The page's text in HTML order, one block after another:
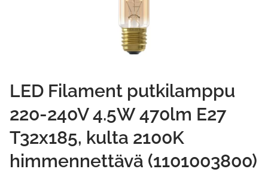
LED Filament putkilamppu
220-240V 4.5W 470lm E27
T32x185, kulta 2100K
himmennettävä (1101003800)